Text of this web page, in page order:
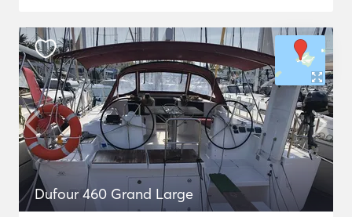
Dufour 460 Grand Large